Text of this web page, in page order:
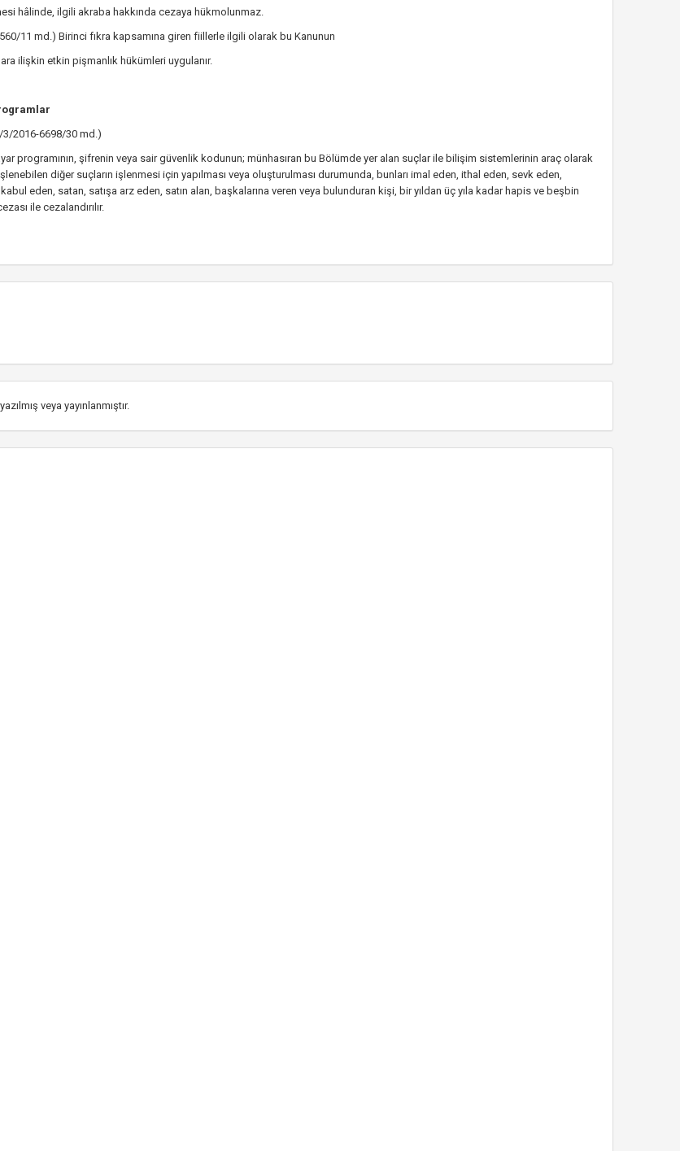
hâlinde, ilgili akraba hakkında cezaya hükmolunmaz.
11 md.) Birinci fıkra kapsamına giren fiillerle ilgili olarak bu Kanunun
ilişkin etkin pişmanlık hükümleri uygulanır.
2016-6698/30 md.)
programının, şifrenin veya sair güvenlik kodunun; münhasıran bu Bölümde yer alan suçlar ile bilişim sistemlerinin araç olarak
diğer suçların işlenmesi için yapılması veya oluşturulması durumunda, bunları imal eden, ithal eden, sevk eden,
eden, satan, satışa arz eden, satın alan, başkalarına veren veya bulunduran kişi, bir yıldan üç yıla kadar hapis ve beşbin
ile cezalandırılır.
veya yayınlanmıştır.